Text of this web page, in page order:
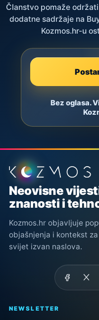
Članstvo pomaže
dodatne sadržaje na
Kozmos.hr-u
Bez oglasa.
Podnožje stranice
Neovisne
znanosti i
Kozmos.hr objavljuje
objašnjenja i kontekst
svijet izvan naslova.
NEWSLETTER